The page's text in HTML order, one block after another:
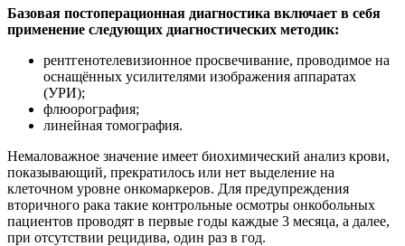
Базовая постоперационная диагностика включает в себя
применение следующих диагностических методик:
рентгенотелевизионное просвечивание, проводимое на
оснащённых усилителями изображения аппаратах
(УРИ);
флюорография;
линейная томография.
Немаловажное значение имеет биохимический анализ крови,
показывающий, прекратилось или нет выделение на
клеточном уровне онкомаркеров. Для предупреждения
вторичного рака такие контрольные осмотры онкобольных
пациентов проводят в первые годы каждые 3 месяца, а далее,
при отсутствии рецидива, один раз в год.